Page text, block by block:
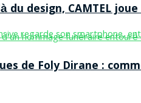
du design, CAMTEL
de Foly Dirane :